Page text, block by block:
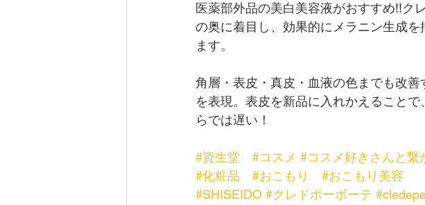
医薬部外品の美白美容液がおすすめ!!ク
の奥に着目し、効果的にメラニン生成
ます。
角層・表皮・真皮・血液の色までも改
を表現。表皮を新品に入れかえること
らでは遅い！
#資生堂 #コスメ #コスメ好きさんと繋
#化粧品
#おこもり
#おこもり美容
#SHISEIDO #クレドポーボーテ